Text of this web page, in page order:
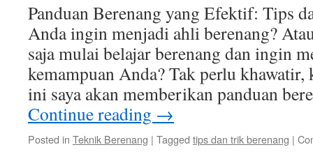
Panduan Berenang yang Efektif: Tips
Anda ingin menjadi ahli berenang?
saja mulai belajar berenang dan ingin
kemampuan Anda? Tak perlu
ini saya akan memberikan panduan
Continue reading →
Posted in Teknik Berenang | Tagged tips dan trik berenang |